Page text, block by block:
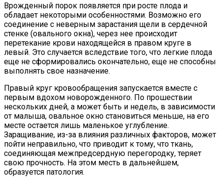
Врожденный порок появляется при росте плода и
обладает некоторыми особенностями. Возможно его
соединение с неверным зарастания щели в сердечной
стенке (овального окна), через нее происходит
перетекание крови находящейся в правом круге в
левый. Это случается вследствие того, что легкие плода
еще не сформировались окончательно, еще не способны
выполнять свое назначение.
Правый круг кровообращения запускается вместе с
первым вдохом новорожденного. По прошествии
нескольких дней, а может быть и недель, в зависимости
от малыша, овальное окно становиться меньше, на его
месте остается лишь маленькое углубление.
Заращивание, из-за влияния различных факторов, может
пойти неправильно, что приводит к тому, что ткань,
соединяющая межпредсердную перегородку, теряет
свою прочность. На этом месть в дальнейшем,
образуется патология.